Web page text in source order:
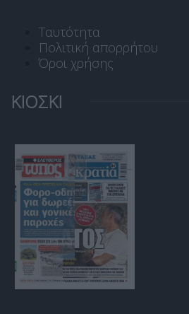
Ταυτότητα
Πολιτική απορρήτου
Όροι χρήσης
ΚΙΟΣΚΙ